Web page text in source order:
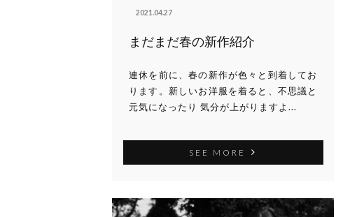
2021.04.27
まだまだ春の新作紹介
連休を前に、春の新作が色々と到着してお
ります。新しいお洋服を着ると、不思議と
元気になったり 気分が上がりますよ...
SEE MORE